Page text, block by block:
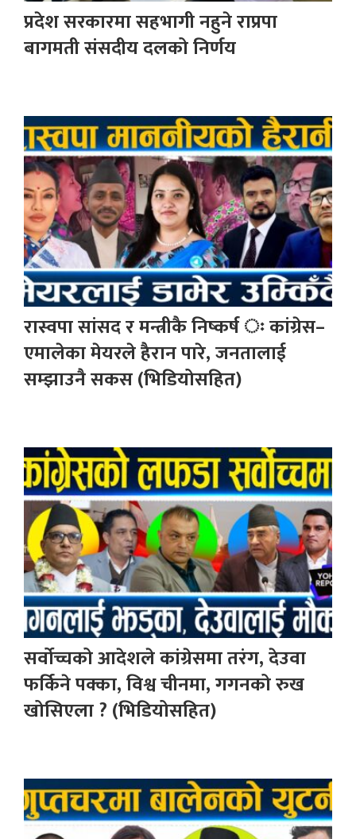
प्रदेश सरकारमा सहभागी नहुने राप्रपा
बागमती संसदीय दलको निर्णय
रास्वपा सांसद र मन्त्रीकै निष्कर्ष ः कांग्रेस–
एमालेका मेयरले हैरान पारे, जनतालाई
सम्झाउनै सकस (भिडियोसहित)
सर्वोच्चको आदेशले कांग्रेसमा तरंग, देउवा
फर्किने पक्का, विश्व चीनमा, गगनको रुख
खोसिएला ? (भिडियोसहित)